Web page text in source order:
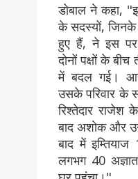
डोबाल ने कहा,
के सदस्यों,
हुए हैं, ने इस पर
दोनों पक्षों के
में बदल गई।
उसके परिवार के
रिश्तेदार राजेश
बाद अशोक और
बाद में
लगभग 40